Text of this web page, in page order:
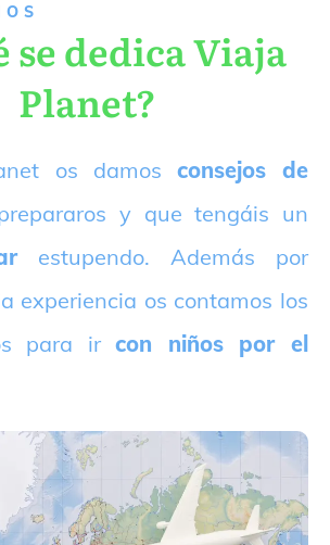
se dedica Viaja
Planet?
os damos consejos de
y que tengáis un
estupendo. Además por
experiencia os contamos los
para ircon niños por el